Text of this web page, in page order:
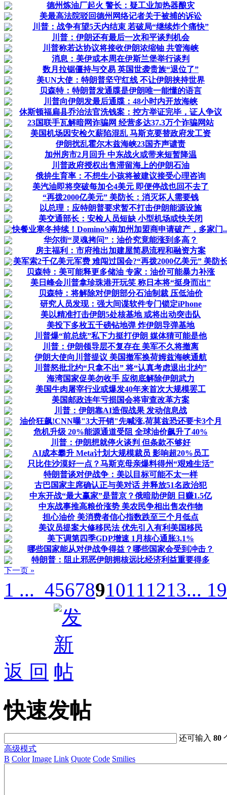
德州炼油厂起火 警长：疑工业加热器酿灾
美最高法院驳回德州网络记者关于被捕的诉讼
川普：战争有望5天内结束 若破局“继续炸个痛快”
川普：伊朗还有最后一次和平谈判机会
川普称若达协议将接收伊朗浓缩铀 共管海峡
消息：美伊或本周在伊斯兰堡举行谈判
数月拉锯僵持与交易 英国世袭贵族“退位了”
美UN大使：特朗普坚守红线 不让伊朗挟持世界
贝森特：特朗普发通牒是伊朗唯一能懂的语言
川普向伊朗发最后通牒：48小时内开放海峡
休斯顿福扁县乔治法官洗钱案：控方举证完毕，证人争议
23国联手瓦解暗网诈骗网 经营多达37.3万个诈骗网站
美国机场因安检欠薪陷混乱 马斯克要替政府发工资
伊朗扰乱霍尔木兹海峡23国齐声谴责
加州房市2月回升 中东战火或带来短暂降温
川普政府授权出售滞留海上的伊朗石油
俄拚生育率：不想生小孩将被建议接受心理咨询
美汽油即将突破每加仑4美元 即便停战也回不去了
“再拨2000亿美元” 美防长：消灭坏人需要钱
以总理：应特朗普要求暂不打击伊朗能源设施
美交通部长：安检人员短缺 小型机场或快关闭
快餐业寒冬持续！Domino’s南加州加盟商申请破产，多家门
华尔街“灵魂拷问”：油价究竟能涨到多高？
房主福利：市府推出加建屋简易流程和融资方案
美军索2千亿美元军费 难闯过国会?“再拨2000亿美元” 美防
贝森特：美可能释更多储油 专家：油价可能暴力补涨
美日峰会川普拿珍珠港开玩笑 称日本将“挺身而出”
贝森特：将解除对伊朗部分石油制裁 压低油价
研究人员发现：强大间谍软件专门锁定iPhone
美以精准打击伊朗5处核基地 或将出动突击队
美投下多枚五千磅钻地弹 炸伊朗导弹基地
川普爆“前总统”私下力挺打伊朗 媒体猜可能是他
川普：伊朗领导层不复存在 美军不久将撤离
伊朗大使向川普提议 美国撤军换荷姆兹海峡通航
川普怒批北约“只拿不出” 将“认真考虑退出北约”
海湾国家促美勿收手 应彻底解除伊朗武力
美国牛肉屠宰行业或爆发40年来首次大规模罢工
美国邮政连年亏损国会将审查改革方案
川普：伊朗靠AI造假战果 发动信息战
油价狂飙!CNN曝"3大开销"先喊涨,荷莫兹恐还要卡3个月
危机升级 20%能源通道受阻 全球油价飙升了40%
川普：伊朗想就停火谈判 但条款不够好
AI成本攀升 Meta计划大规模裁员 影响超20%员工
只比住沙漠好一点？马斯克母亲爆料得州“艰难生活”
特朗普谈对伊战争：美以目标可能不太一样
古巴国家主席确认正与美对话 并释放51名政治犯
中东开战“最大赢家”是普京？俄暗助伊朗 日赚1.5亿
中东战事推高粮价涨势 美农民争相出售农作物
担心油价 美消费者信心指数跌至三个月低点
美议员提案大修移民法 优先引入有利美国移民
美下调第四季GDP增速 1月核心通胀3.1%
哪些国家能从对伊战争得益？哪些国家会受到冲击？
特朗普：阻止邪恶伊朗拥核远比经济利益重要得多
下一页 »
1 ... 45678910111213...
返 回
快速发帖
还可输入80
高级模式
B Color Image Link Quote Code Smilies